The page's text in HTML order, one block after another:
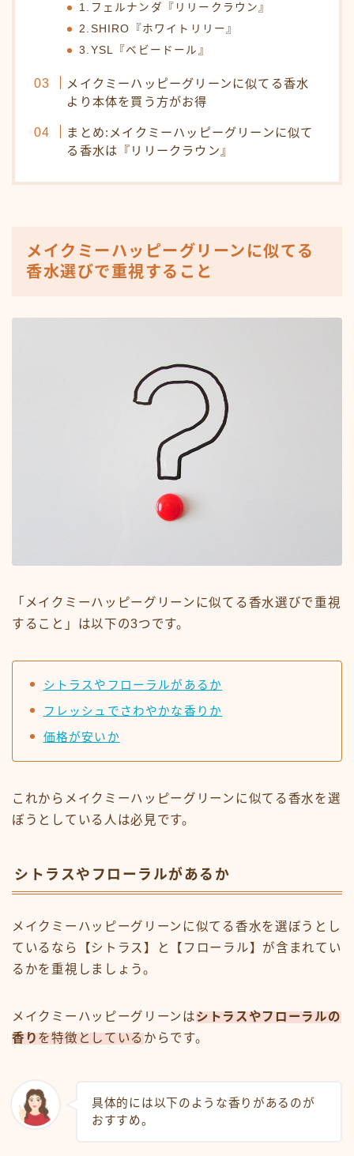
1.フェルナンダ『リリークラウン』
2.SHIRO『ホワイトリリー』
3.YSL『ベビードール』
メイクミーハッピーグリーンに似てる香水
より本体を買う方がお得
まとめ:メイクミーハッピーグリーンに似て
る香水は『リリークラウン』
メイクミーハッピーグリーンに似てる
香水選びで重視すること
「メイクミーハッピーグリーンに似てる香水選びで重視
すること」は以下の3つです。
シトラスやフローラルがあるか
フレッシュでさわやかな香りか
価格が安いか
これからメイクミーハッピーグリーンに似てる香水を選
ぼうとしている人は必見です。
シトラスやフローラルがあるか
メイクミーハッピーグリーンに似てる香水を選ぼうとし
ているなら【シトラス】と【フローラル】が含まれてい
るかを重視しましょう。
メイクミーハッピーグリーンはシトラスやフローラルの
香り を特徴としている からです。
具体的には以下のような香りがあるのが
おすすめ。